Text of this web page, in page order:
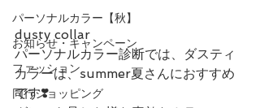
パーソナルカラー【秋】
お知らせ・キャンペーン
ファッション
同行ショッピング
dusty collar
パーソナルカラー診断では、ダスティ
カラーは、summer夏さんにおすすめ
です❣️